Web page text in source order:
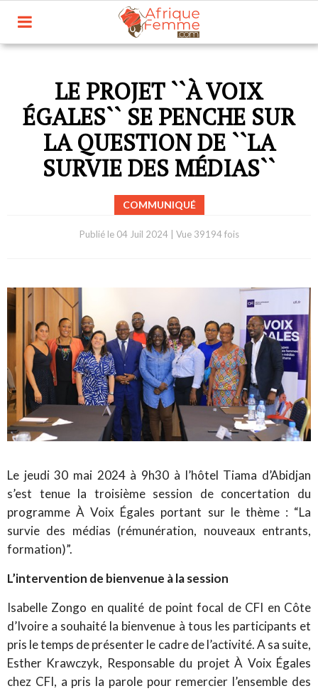
LE PROJET ``À VOIX
ÉGALES`` SE PENCHE SUR
LA QUESTION DE ``LA
SURVIE DES MÉDIAS``
COMMUNIQUÉ
Publié le 04 Juil 2024| Vue 39194 fois
Le jeudi 30 mai 2024 à 9h30 à l’hôtel Tiama d’Abidjan
s’est tenue la troisième session de concertation du
programme À Voix Égales portant sur le thème : “La
survie des médias (rémunération, nouveaux entrants,
formation)”.
L’intervention de bienvenue à la session
Isabelle Zongo en qualité de point focal de CFI en Côte
d’Ivoire a souhaité la bienvenue à tous les participants et
pris le temps de présenter le cadre de l’activité. A sa suite,
Esther Krawczyk, Responsable du projet À Voix Égales
chez CFI, a pris la parole pour remercier l’ensemble des